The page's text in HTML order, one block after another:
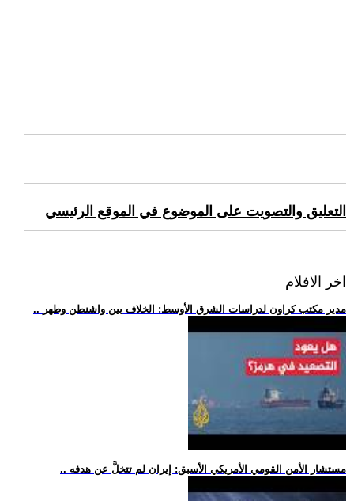
التعليق والتصويت على الموضوع في الموقع الرئيسي
اخر الافلام
.. مدير مكتب كراون لدراسات الشرق الأوسط: الخلاف بين واشنطن وطهر
.. مستشار الأمن القومي الأمريكي الأسبق: إيران لم تتخلَّ عن هدفه